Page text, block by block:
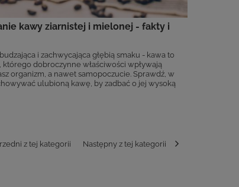
kawy ziarnistej i mielonej - fakty i
i zachwycająca głębią smaku - kawa to
dobroczynne właściwości wpływają
organizm, a nawet samopoczucie. Sprawdź, w
ulubioną kawę, by zadbać o jej wysoką
z tej kategorii Następny z tej kategorii